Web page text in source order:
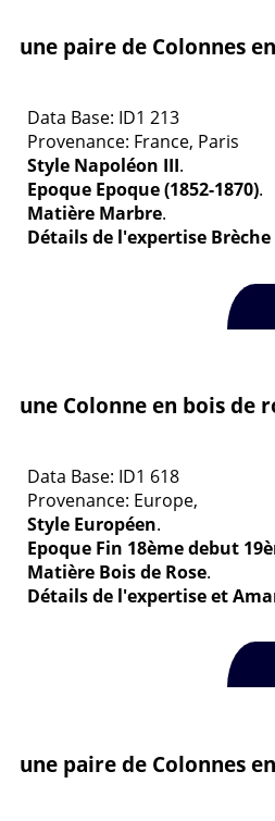
une paire de Colonnes
Data Base: ID1 213
Provenance: France, Paris
Style Napoléon III.
Epoque Epoque (1852-1870).
Matière Marbre.
Détails de l'expertise
une Colonne en bois de
Data Base: ID1 618
Provenance: Europe,
Style Européen.
Epoque Fin 18ème debut
Matière Bois de Rose.
Détails de l'expertise et
une paire de Colonnes